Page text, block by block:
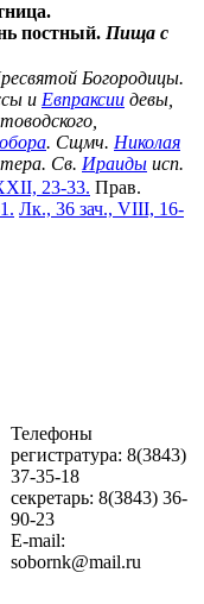
постный. Пища с
Богородицы.
и Евпраксии девы,
. Сщмч. Николая
Св. Ираиды исп.
23-33. Прав.
Лк., 36 зач., VIII, 16-
Телефоны
регистратура: 8(3843)
37-35-18
секретарь: 8(3843) 36-
90-23
E-mail:
sobornk@mail.ru